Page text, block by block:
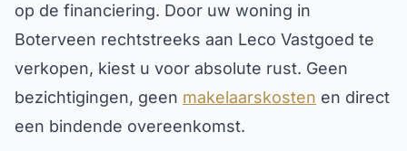
op de financiering. Door uw woning in
Boterveen rechtstreeks aan Leco Vastgoed te
verkopen, kiest u voor absolute rust. Geen
bezichtigingen, geen makelaarskosten en direct
een bindende overeenkomst.